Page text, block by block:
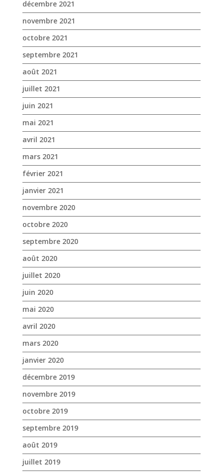
juillet 2021
juin 2021
mai 2021
avril 2021
mars 2021
février 2021
janvier 2021
novembre 2020
octobre 2020
septembre 2020
août 2020
juillet 2020
juin 2020
mai 2020
avril 2020
mars 2020
janvier 2020
décembre 2019
novembre 2019
octobre 2019
septembre 2019
août 2019
juillet 2019
juin 2019
mai 2019
avril 2019
mars 2019
février 2019